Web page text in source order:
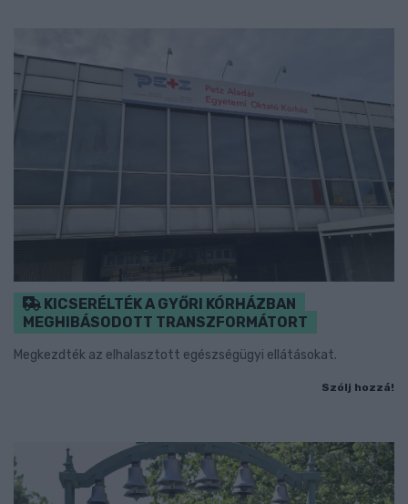
KICSERÉLTÉK A GYŐRI KÓRHÁZBAN
MEGHIBÁSODOTT TRANSZFORMÁTORT
Megkezdték az elhalasztott egészségügyi ellátásokat.
Szólj hozzá!